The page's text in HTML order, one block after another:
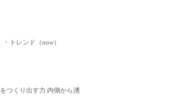
トレンド（now）
つくり出す力 内側から湧